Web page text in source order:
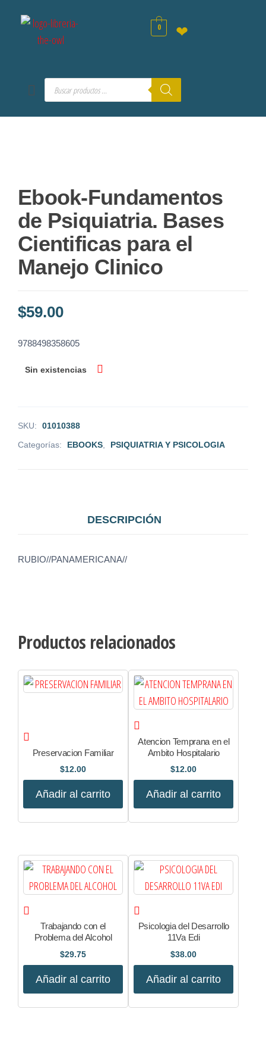
0 ❤
Ebook-Fundamentos
de Psiquiatria. Bases
Cientificas para el
Manejo Clinico
$59.00
9788498358605
Sin existencias
SKU:
01010388
Categorías:
EBOOKS PSIQUIATRIA Y PSICOLOGIA
DESCRIPCIÓN
RUBIO//PANAMERICANA//
Productos relacionados
Preservacion Familiar
$12.00
Añadir al carrito
Atencion Temprana en el
Ambito Hospitalario
$12.00
Añadir al carrito
Trabajando con el
Problema del Alcohol
$29.75
Añadir al carrito
Psicologia del Desarrollo
11Va Edi
$38.00
Añadir al carrito